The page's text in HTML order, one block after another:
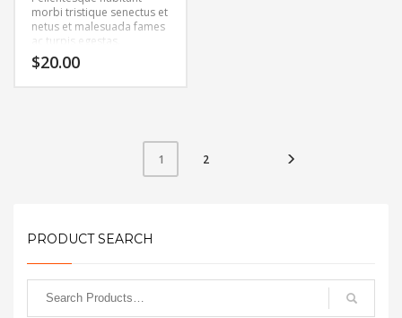
morbi tristique senectus et
netus et malesuada fames
ac turpis egestas.
Vestibulum tortor quam,
feugiat vitae, ultricies eget,
$20.00
1 2
PRODUCT SEARCH